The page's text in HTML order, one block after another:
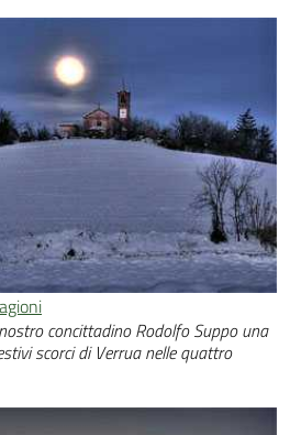
concittadino Rodolfo Suppo una
scorci di Verrua nelle quattro